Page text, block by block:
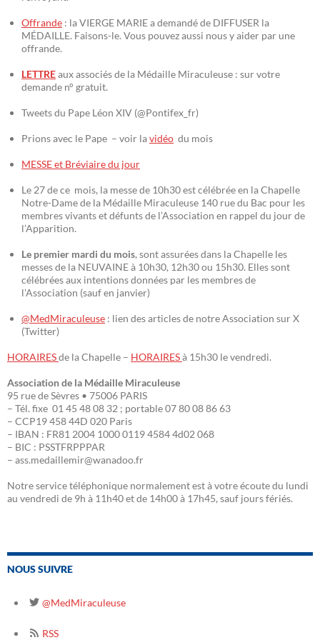
Offrande : la VIERGE MARIE a demandé de DIFFUSER la
MÉDAILLE. Faisons-le. Vous pouvez aussi nous y aider par une
offrande.
LETTREaux associés de la Médaille Miraculeuse : sur votre
demande n° gratuit.
Tweets du Pape Léon XIV (@Pontifex_fr)
Prions avec le Pape – voir lavidéo du mois
MESSE et Bréviaire du jour
Le 27 de ce mois, la messe de 10h30 est célébrée en la Chapelle
Notre-Dame de la Médaille Miraculeuse 140 rue du Bac pour les
membres vivants et défunts de l’Association en rappel du jour de
l’Apparition.
Le premier mardi du mois, sont assurées dans la Chapelle les
messes de la NEUVAINE à 10h30, 12h30 ou 15h30. Elles sont
célébrées aux intentions données par les membres de
l’Association (sauf en janvier)
@MedMiraculeuse : lien des articles de notre Association sur X
(Twitter)
HORAIRESde la Chapelle – HORAIRESà 15h30 le vendredi.
Association de la Médaille Miraculeuse
95 rue de Sèvres • 75006 PARIS
– Tél. fixe 01 45 48 08 32 ; portable 07 80 08 86 63
– CCP19 458 44D 020 Paris
– IBAN : FR81 2004 1000 0119 4584 4d02 068
– BIC : PSSTFRPPPAR
– ass.medaillemir@wanadoo.fr
Notre service téléphonique normalement est à votre écoute du lundi
au vendredi de 9h à 11h40 et de 14h00 à 17h45, sauf jours fériés.
NOUS SUIVRE
@MedMiraculeuse
RSS